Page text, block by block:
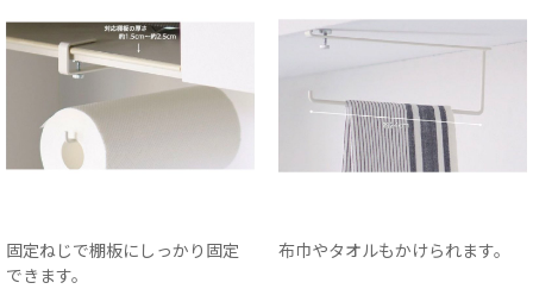
固定ねじで棚板にしっかり固定
できます。
布巾やタオルもかけられます。